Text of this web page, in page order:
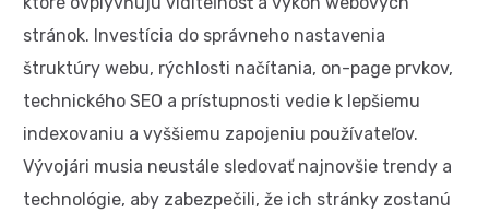
stránok. Investícia do správneho nastavenia
štruktúry webu, rýchlosti načítania, on-page prvkov,
technického SEO a prístupnosti vedie k lepšiemu
indexovaniu a vyššiemu zapojeniu používateľov.
Vývojári musia neustále sledovať najnovšie trendy a
technológie, aby zabezpečili, že ich stránky zostanú